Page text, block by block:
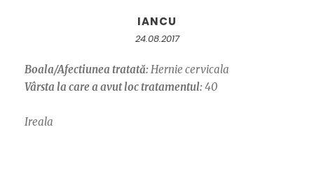
IANCU
24.08.2017
Boala/Afectiunea tratată: Hernie cervicala
Vârsta la care a avut loc tratamentul: 40
Ireala